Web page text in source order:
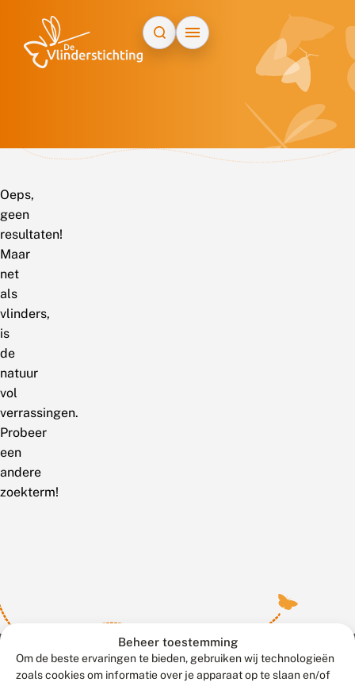
Beheer toestemming
Om de beste ervaringen te bieden, gebruiken wij technologieën
zoals cookies om informatie over je apparaat op te slaan en/of
Oeps,
geen
resultaten!
Maar
net
als
vlinders,
is
de
natuur
vol
verrassingen.
Probeer
een
andere
zoekterm!